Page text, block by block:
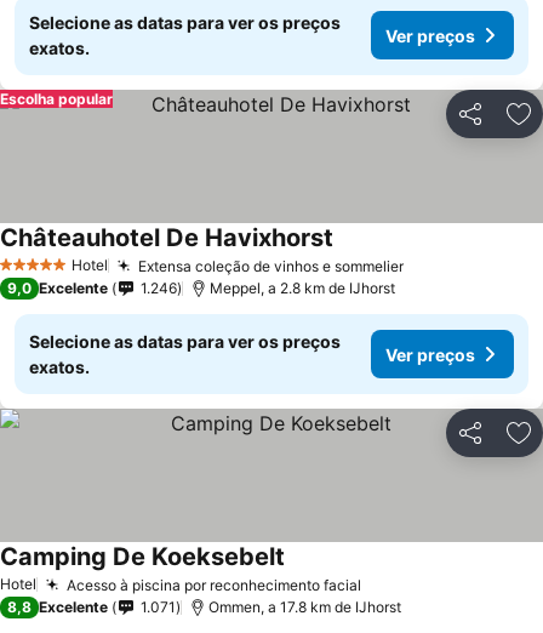
Selecione as datas para ver os preços
exatos.
Ver preços
Partilhar
Escolha popular
5 Estrelas Hotel Extensa coleção de vinhos e sommelier
Châteauhotel De Havixhorst
9,0 Excelente 1.246 Meppel, a 2.8 km de IJhorst
Selecione as datas para ver os preços
exatos.
Ver preços
Partilhar
Hotel Acesso à piscina por reconhecimento facial
Camping De Koeksebelt
8,8 Excelente 1.071 Ommen, a 17.8 km de IJhorst